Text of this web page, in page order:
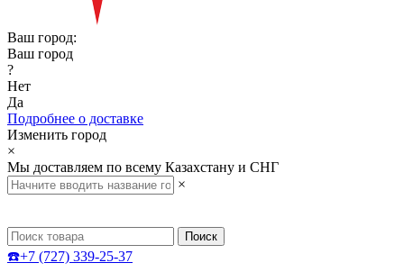
Ваш город:
Ваш город
?
Нет
Да
Подробнее о доставке
Изменить город
×
Мы доставляем по всему Казахстану и СНГ
×
Поиск
☎️+7 (727) 339-25-37